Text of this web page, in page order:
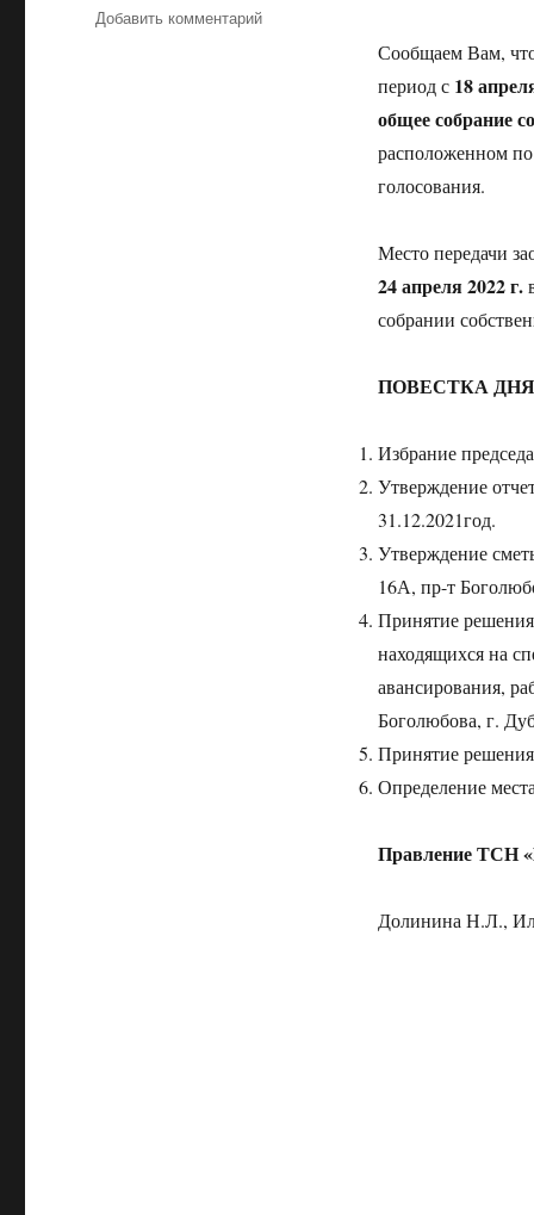
Сообщаем Вам,
период с 18
общее собрание
расположенном
голосования.
Место передачи
24 апреля 2022 г.
собрании
ПОВЕСТКА
Избрание
Утверждение
31.12.2021год.
Утверждение
16А, пр-т
Принятие
находящихся на
авансирования,
Боголюбова, г.
Принятие
Определение
Правление ТСН
Долинина Н.Л.,
Добавить комментарийк